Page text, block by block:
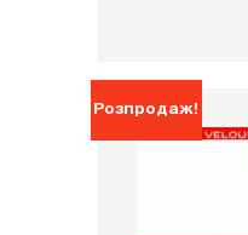
Розпродаж!